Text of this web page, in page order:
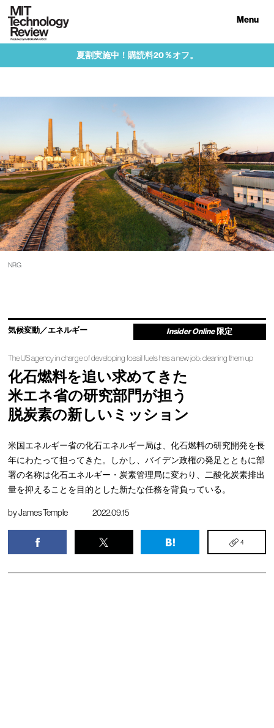
Menu
夏割実施中！購読料20％オフ。
NRG
気候変動／エネルギー Insider Online 限定
The US agency in charge of developing fossil fuels has a new job: cleaning them up
化石燃料を追い求めてきた
米エネ省の研究部門が担う
脱炭素の新しいミッション
米国エネルギー省の化石エネルギー局は、化石燃料の研究開発を長
年にわたって担ってきた。しかし、バイデン政権の発足とともに部
署の名称は化石エネルギー・炭素管理局に変わり、二酸化炭素排出
量を抑えることを目的とした新たな任務を背負っている。
byJames Temple 2022.09.15
4